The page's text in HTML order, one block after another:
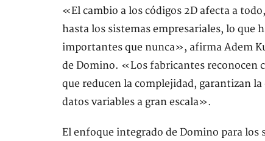
«El cambio a los códigos 2D afecta a
hasta los sistemas empresariales, lo que
importantes que nunca», afirma Adem
de Domino. «Los fabricantes reconocen
que reducen la complejidad, garantizan
datos variables a gran escala».
El enfoque integrado de Domino para los